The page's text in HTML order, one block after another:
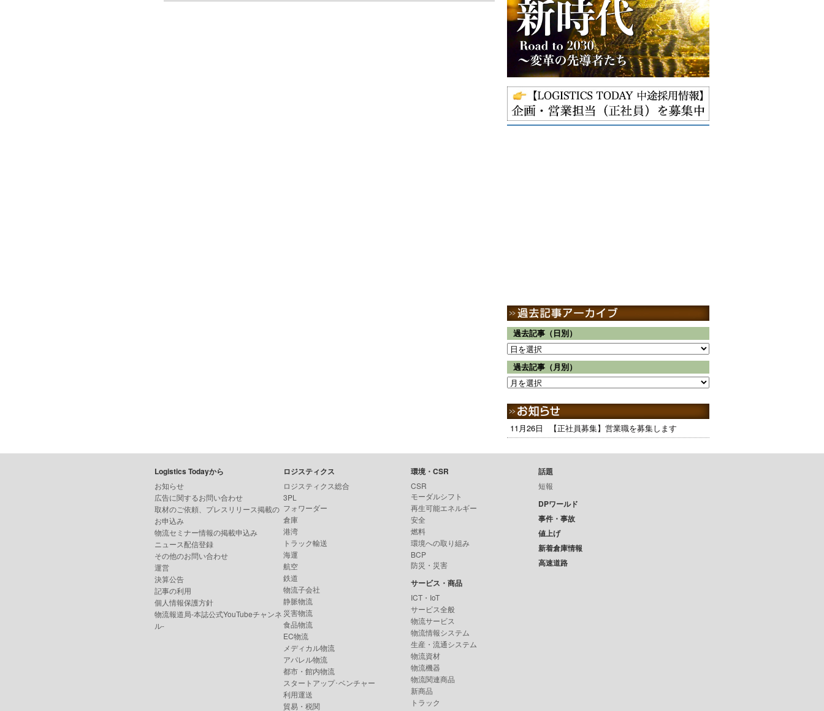
過去記事（日別）
過去記事（月別）
11月26日 【正社員募集】営業職を募集します
Logistics Todayから
お知らせ
広告に関するお問い合わせ
取材のご依頼、プレスリリース掲載の
お申込み
物流セミナー情報の掲載申込み
ニュース配信登録
その他のお問い合わせ
運営
決算公告
記事の利用
個人情報保護方針
物流報道局-本誌公式YouTubeチャンネ
ル-
ロジスティクス
ロジスティクス総合
3PL
フォワーダー
倉庫
港湾
トラック輸送
海運
航空
鉄道
物流子会社
静脈物流
災害物流
食品物流
EC物流
メディカル物流
アパレル物流
都市・館内物流
スタートアップ･ベンチャー
利用運送
貿易・税関
環境・CSR
CSR
モーダルシフト
再生可能エネルギー
安全
燃料
環境への取り組み
BCP
防災・災害
サービス・商品
ICT・IoT
サービス全般
物流サービス
物流情報システム
生産・流通システム
物流資材
物流機器
物流関連商品
新商品
トラック
話題
短報
DPワールド
事件・事故
値上げ
新着倉庫情報
高速道路